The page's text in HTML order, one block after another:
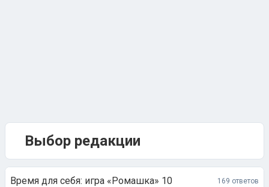
Выбор редакции
Время для себя: игра «Ромашка» 10 169 ответов